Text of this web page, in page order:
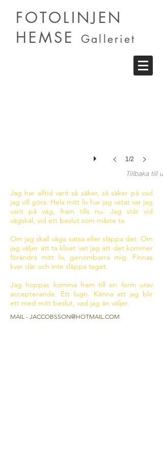
FOTOLINJEN
HEMSEGalleriet
1/2
Tillbaka till
Jag har alltid varit så säker, så säker på vad
jag vill göra. Hela mitt liv har jag vetat var jag
varit på väg, fram tills nu. Jag står vid
vägskäl, vid ett beslut som måste ta.
Om jag skall våga satsa eller släppa det. Om
jag väljer att ta klivet vet jag att det kommer
förändra mitt liv, genomborra mig. Finnas
kvar där och inte släppa taget.
Jag hoppas komma fram till en form utav
accepterande. Ett lugn. Känna att jag blir
ett med mitt beslut, vad jag än väljer.
MAIL - JACCOBSSON@HOTMAIL.COM